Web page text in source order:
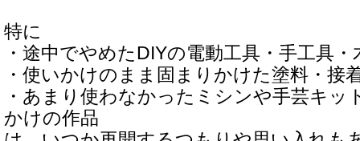
特に
・途中でやめたDIYの電動工具・手工具・
・使いかけのまま固まりかけた塗料・接
・あまり使わなかったミシンや手芸キッ
かけの作品